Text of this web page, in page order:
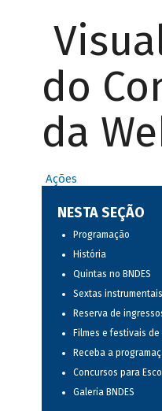
do
da
Ações
NESTA SEÇÃO
Programação
História
Quintas no BNDES
Sextas instrumentais
Reserva de
Filmes e festivais de
Receba a
Concursos para
Galeria BNDES